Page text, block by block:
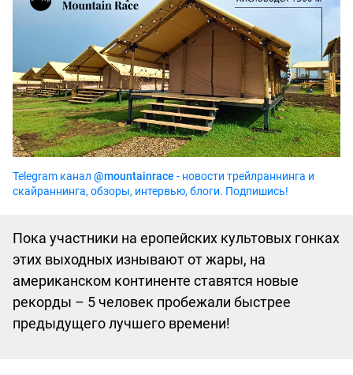
Telegram канал @mountainrace - новости трейлраннинга и
скайраннинга, обзоры, интервью, блоги. Подпишись!
Пока участники на еропейских культовых гонках
этих выходных изнывают от жары, на
американском континенте ставятся новые
рекорды – 5 человек пробежали быстрее
предыдущего лучшего времени!